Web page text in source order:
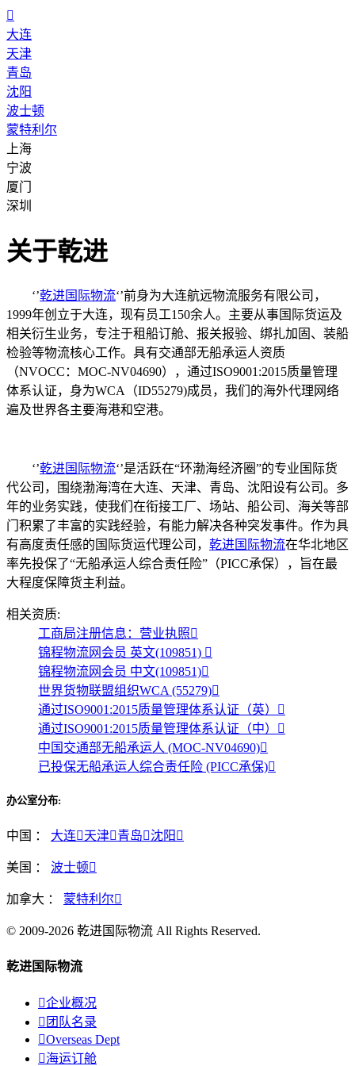

大连
天津
青岛
沈阳
波士顿
蒙特利尔
上海
宁波
厦门
深圳
关于乾进
‘’乾进国际物流‘’前身为大连航远物流服务有限公司，
1999年创立于大连，现有员工150余人。主要从事国际货运及
相关衍生业务，专注于租船订舱、报关报验、绑扎加固、装船
检验等物流核心工作。具有交通部无船承运人资质
（NVOCC：MOC-NV04690），通过ISO9001:2015质量管理
体系认证，身为WCA（ID55279)成员，我们的海外代理网络
遍及世界各主要海港和空港。
‘’乾进国际物流‘’是活跃在“环渤海经济圈”的专业国际货
代公司，围绕渤海湾在大连、天津、青岛、沈阳设有公司。多
年的业务实践，使我们在衔接工厂、场站、船公司、海关等部
门积累了丰富的实践经验，有能力解决各种突发事件。作为具
有高度责任感的国际货运代理公司， 乾进国际物流在华北地区
率先投保了“无船承运人综合责任险”（PICC承保），旨在最
大程度保障货主利益。
相关资质:
工商局注册信息：营业执照
锦程物流网会员 英文(109851) 
锦程物流网会员 中文(109851)
世界货物联盟组织WCA (55279)
通过ISO9001:2015质量管理体系认证（英）

通过ISO9001:2015质量管理体系认证（中）

中国交通部无船承运人 (MOC-NV04690)
已投保无船承运人综合责任险 (PICC承保)
办公室分布:
中国 ： 大连天津青岛沈阳 
美国 ： 波士顿
加拿大 ： 蒙特利尔
© 2009-2026 乾进国际物流 All Rights Reserved.
乾进国际物流
企业概况
 团队名录
Overseas Dept
海运订舱